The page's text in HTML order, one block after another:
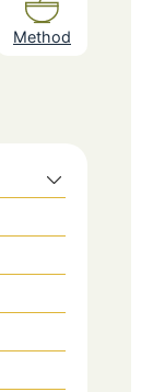
Method